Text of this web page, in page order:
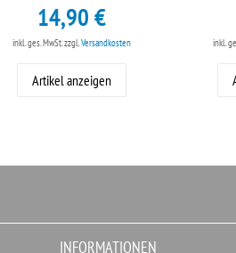
14,90 €
inkl. ges. MwSt.zzgl.Versandkosten
Artikel anzeigen
inkl.
INFORMATIONEN